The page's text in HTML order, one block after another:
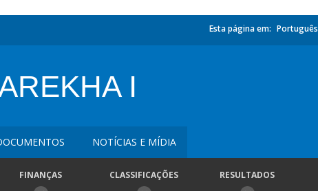
Esta página em: Português
I
NOTÍCIAS E MÍDIA
FINANÇAS CLASSIFICAÇÕES RESULTADOS